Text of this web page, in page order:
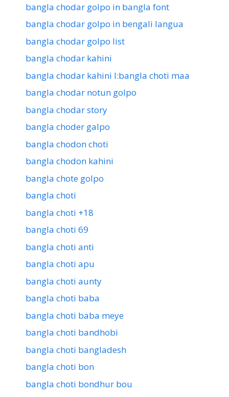
bangla chodar golpo in bangla font
bangla chodar golpo in bengali langua
bangla chodar golpo list
bangla chodar kahini
bangla chodar kahini l:bangla choti maa
bangla chodar notun golpo
bangla chodar story
bangla choder galpo
bangla chodon choti
bangla chodon kahini
bangla chote golpo
bangla choti
bangla choti +18
bangla choti 69
bangla choti anti
bangla choti apu
bangla choti aunty
bangla choti baba
bangla choti baba meye
bangla choti bandhobi
bangla choti bangladesh
bangla choti bon
bangla choti bondhur bou